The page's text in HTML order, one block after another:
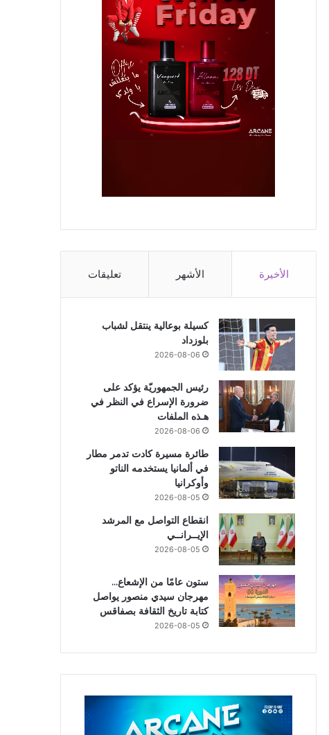
الأخيرة الأشهر تعليقات
كسيلة بوعالية ينتقل لشباب
بلوزداد
2026-08-06
رئيس الجمهوريّة يؤكد على
ضرورة الإسراع في النظر في
هـذه الملفات
2026-08-06
طائرة مسيرة كادت تدمر مطار
في ألمانيا يستخدمه الناتو
وأوكرانيا
2026-08-05
انقطاع التواصل مع المرشد
الإيــرانــي
2026-08-05
ستون عامًا من الإشعاع…
مهرجان سيدي منصور يواصل
كتابة تاريخ الثقافة بصفاقس
2026-08-05